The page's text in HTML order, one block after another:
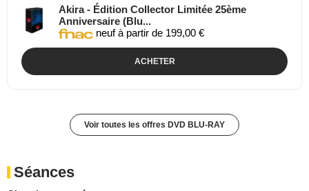
Akira - Édition Collector Limitée 25ème
Anniversaire (Blu...
neuf à partir de 199,00 €
ACHETER
Voir toutes les offres DVD BLU-RAY
Séances